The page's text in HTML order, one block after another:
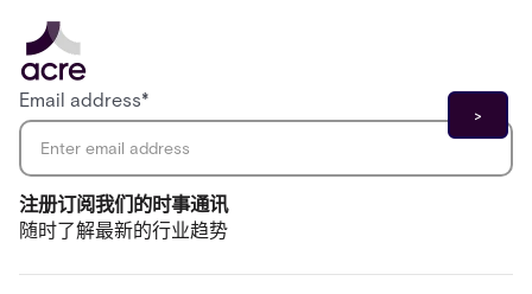
注册订阅我们的时事通讯
随时了解最新的行业趋势
Email address*